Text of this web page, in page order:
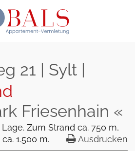
21 | Sylt |
Friesenhain «
Zum Strand ca. 750 m,
1.500 m.
Ausdrucken